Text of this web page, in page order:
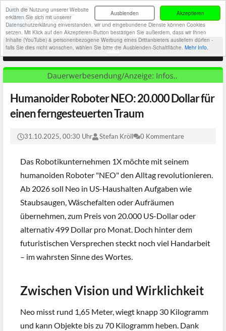
Akzeptieren
Ausblenden
Durch die Nutzung unserer Website
erklären Sie sich mit unserer
Datenschutzerklärung einverstanden, wir und eingebundene Dienste können Cookies
setzen. Mit Klick auf den Akzeptieren-Button bestätigen Sie außerdem, dass wir Ihnen
Inhalte (YouTube) & personenbezogene Werbung eines Drittanbieters ausliefern dürfen -
falls Sie dies nicht wünschen, wählen Sie bitte die Ausblenden-Schaltfläche. Mehr Info.
Humanoider Roboter NEO: 20.000 Dollar für
einen ferngesteuerten Traum
31.10.2025, 00:30 Uhr Stefan Kröll 0 Kommentare
Das Robotikunternehmen 1X möchte mit seinem
humanoiden Roboter "NEO" den Alltag revolutionieren.
Ab 2026 soll Neo in US-Haushalten Aufgaben wie
Staubsaugen, Wäschefalten oder Aufräumen
übernehmen, zum Preis von 20.000 US-Dollar oder
alternativ 499 Dollar pro Monat. Doch hinter dem
futuristischen Versprechen steckt noch viel Handarbeit
– im wahrsten Sinne des Wortes.
Zwischen Vision und Wirklichkeit
Neo misst rund 1,65 Meter, wiegt knapp 30 Kilogramm
und kann Objekte bis zu 70 Kilogramm heben. Dank